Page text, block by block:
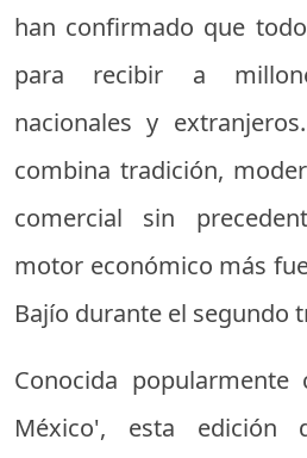
han confirmado que
para recibir a
nacionales y
combina tradición,
comercial sin
motor económico más
Bajío durante el segundo
Conocida
México', esta edición